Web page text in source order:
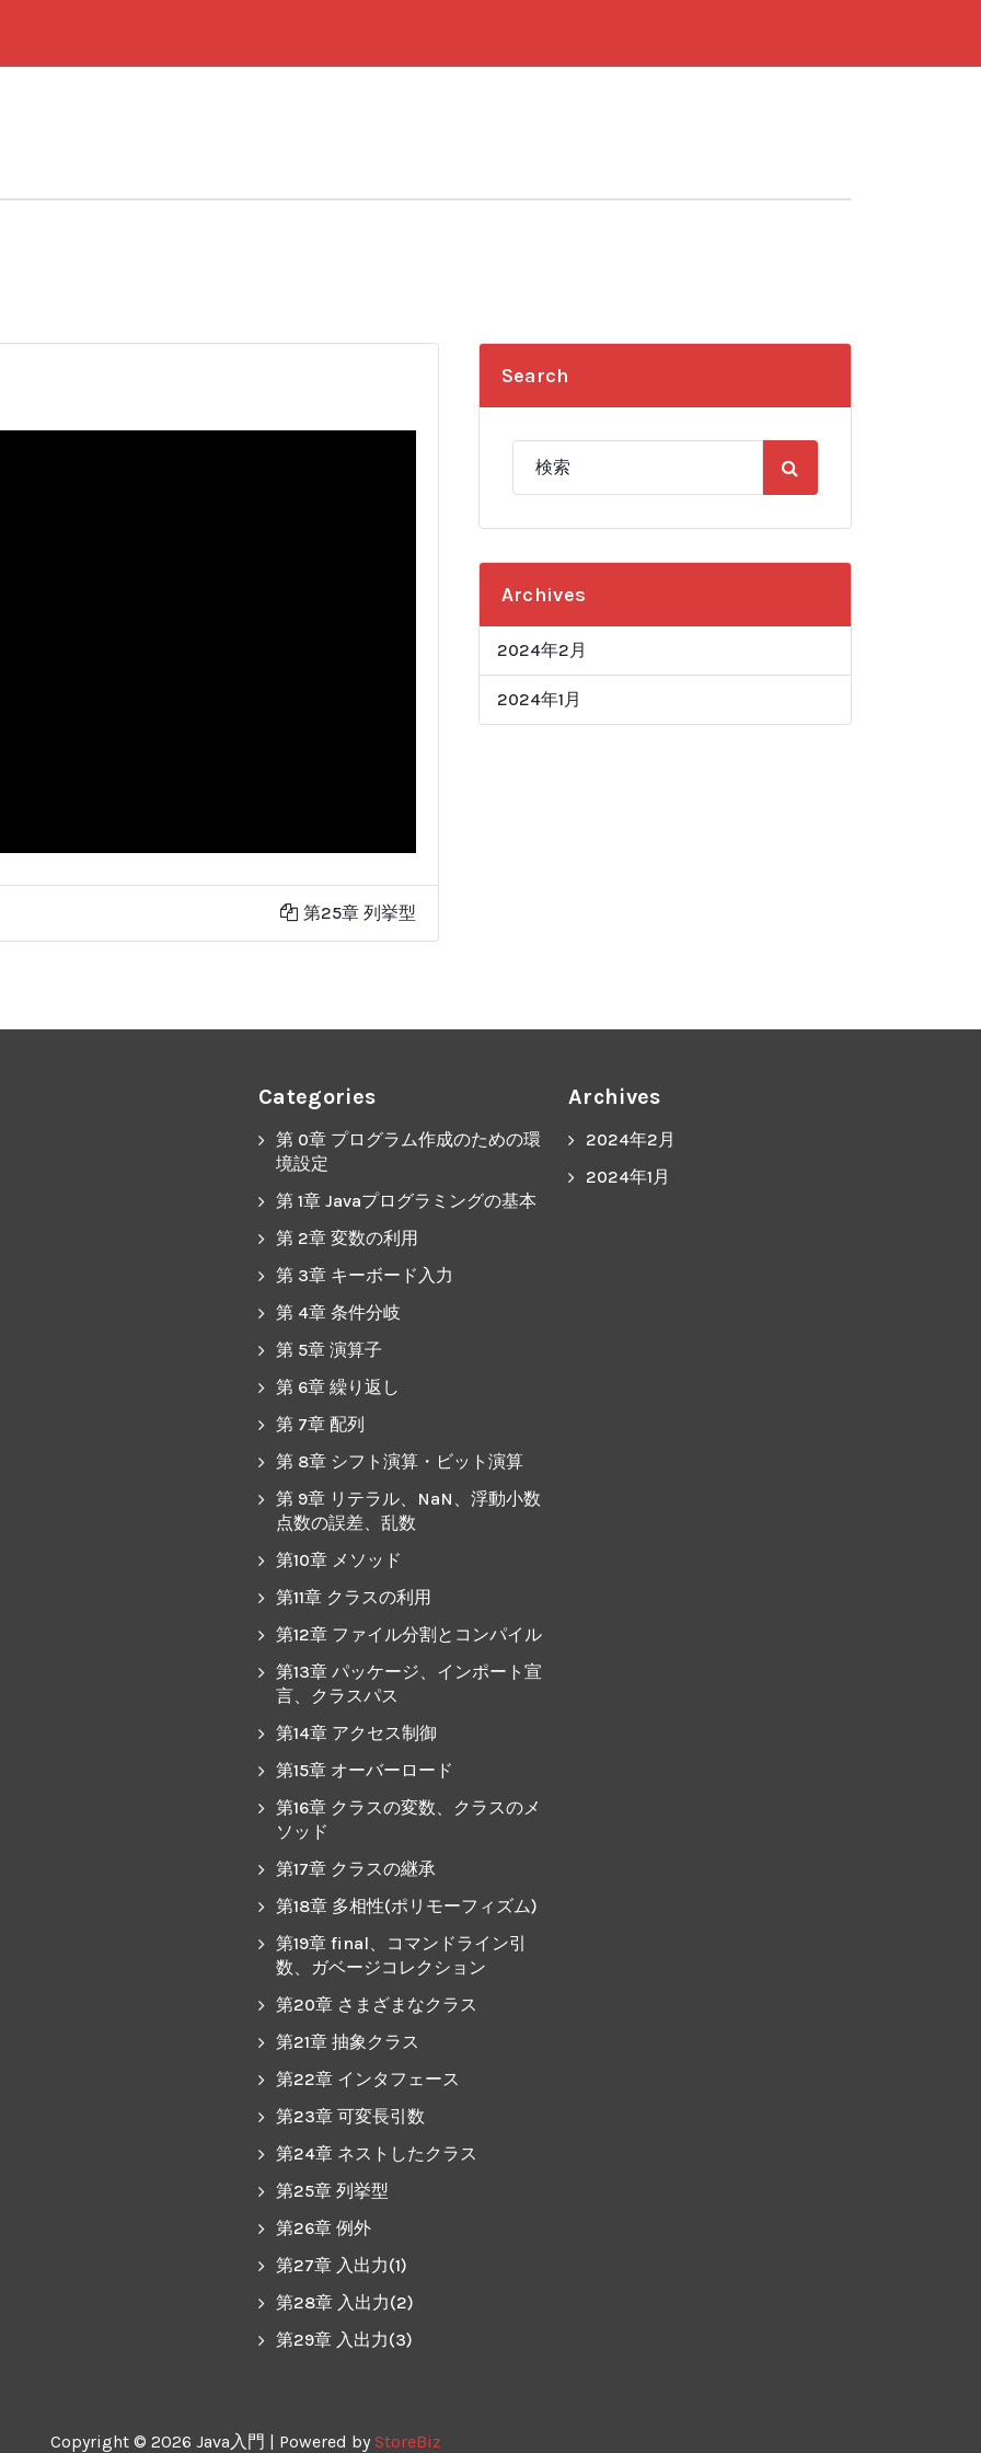
第25章 列挙型
Search
Archives
2024年2月
2024年1月
Categories
第 0章 プログラム作成のための環
境設定
第 1章 Javaプログラミングの基本
第 2章 変数の利用
第 3章 キーボード入力
第 4章 条件分岐
第 5章 演算子
第 6章 繰り返し
第 7章 配列
第 8章 シフト演算・ビット演算
第 9章 リテラル、NaN、浮動小数
点数の誤差、乱数
第10章 メソッド
第11章 クラスの利用
第12章 ファイル分割とコンパイル
第13章 パッケージ、インポート宣
言、クラスパス
第14章 アクセス制御
第15章 オーバーロード
第16章 クラスの変数、クラスのメ
ソッド
第17章 クラスの継承
第18章 多相性(ポリモーフィズム)
第19章 final、コマンドライン引
数、ガベージコレクション
第20章 さまざまなクラス
第21章 抽象クラス
第22章 インタフェース
第23章 可変長引数
第24章 ネストしたクラス
第25章 列挙型
第26章 例外
第27章 入出力(1)
第28章 入出力(2)
第29章 入出力(3)
Archives
2024年2月
2024年1月
Copyright © 2026 Java入門 | Powered by StoreBiz